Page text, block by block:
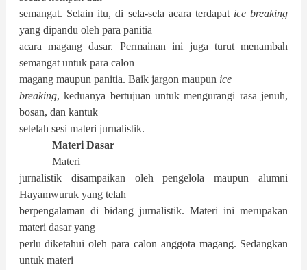
semangat. Selain itu, di sela-sela acara terdapat ice breaking
yang dipandu oleh para panitia
acara magang dasar. Permainan ini juga turut menambah
semangat untuk para calon
magang maupun panitia. Baik jargon maupun ice
breaking, keduanya bertujuan untuk mengurangi rasa jenuh,
bosan, dan kantuk
setelah sesi materi jurnalistik.
Materi Dasar
Materi
jurnalistik disampaikan oleh pengelola maupun alumni
Hayamwuruk yang telah
berpengalaman di bidang jurnalistik. Materi ini merupakan
materi dasar yang
perlu diketahui oleh para calon anggota magang. Sedangkan
untuk materi